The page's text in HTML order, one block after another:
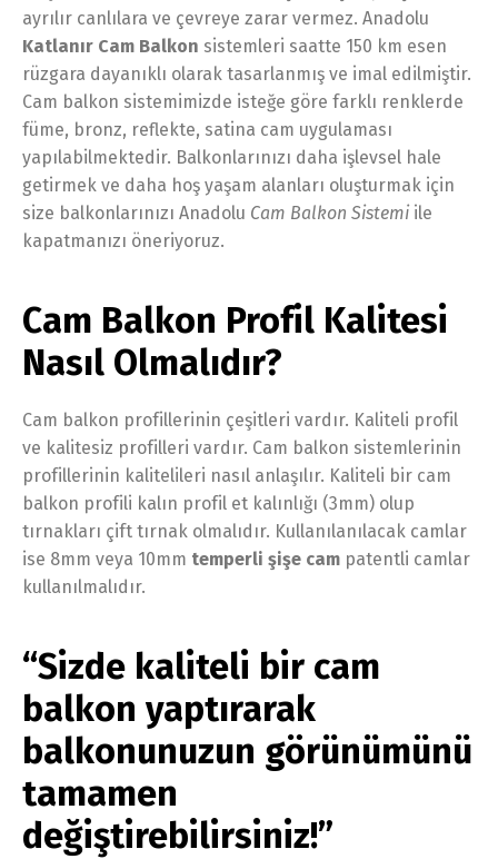
ayrılır canlılara ve çevreye zarar vermez. Anadolu
Katlanır Cam Balkon sistemleri saatte 150 km esen
rüzgara dayanıklı olarak tasarlanmış ve imal edilmiştir.
Cam balkon sistemimizde isteğe göre farklı renklerde
füme, bronz, reflekte, satina cam uygulaması
yapılabilmektedir. Balkonlarınızı daha işlevsel hale
getirmek ve daha hoş yaşam alanları oluşturmak için
size balkonlarınızı Anadolu Cam Balkon Sistemi ile
kapatmanızı öneriyoruz.
Cam Balkon Profil Kalitesi
Nasıl Olmalıdır?
Cam balkon profillerinin çeşitleri vardır. Kaliteli profil
ve kalitesiz profilleri vardır. Cam balkon sistemlerinin
profillerinin kalitelileri nasıl anlaşılır. Kaliteli bir cam
balkon profili kalın profil et kalınlığı (3mm) olup
tırnakları çift tırnak olmalıdır. Kullanılanılacak camlar
ise 8mm veya 10mm temperli şişe cam patentli camlar
kullanılmalıdır.
“Sizde kaliteli bir cam
balkon yaptırarak
balkonunuzun görünümünü
tamamen
değiştirebilirsiniz!”